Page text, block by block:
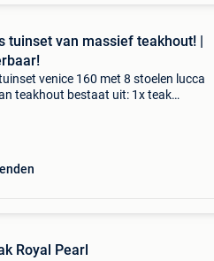
tuinset van massief teakhout! |
venice 160 met 8 stoelen lucca
teakhout bestaat uit: 1x teak
Royal Pearl